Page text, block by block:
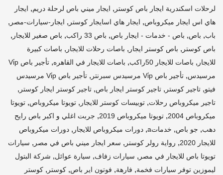
لرحلات اسكندرية ايجار باص كوستر , ايجار ميني باص لرحلة دريم, ايجار
هاي اس ايجار ميكروباص, ايجار هاي اسايجار كوستر , ايجار-سيارات-مصر ,
باب, باص, باص - خدمات - ايجار باص, باص 33 راكب , باص صغير للايجار ,
باص كوستر , باص كوستر ايجار , باصات رحلات للايجار , باصات كبيرة
للايجار , باصات للايجار 50راكب , باصات للايجار في القاهره,
تأجير باص Vi̇p
مرسيدس, تأجير باص Vi̇p مرسيدس سبرنتر ,
تأجير باص Vi̇p مرسيدس
فيتو, تاجير كوستر , تاجير كوستر ايجار باص, تاجير كوستر ايجار كوستر ,
تاجير ميكروباص رحلات, توبيسات كوستر للايجار , تويوتا ميكروباص, تويوتا
ميكروباص 2004
, تويوتا ميكروباص 2019 , جربت اغلي و اكبر باص رايح
دهب, جو باص, خدماتa , دورات ميكروباص للايجار , دورات ميكروباص
للايجار 2020
, رواية رولر كوستر , سعر ايجار ميني باص في مصر , سيارات
تويوتا باص للايجار في مصر , سيارات زفاف, سيارة عوائل, شركة البتول
ليموزين توفر سيارات فخمة, فارهة, فوتون اير باص, كوستر , كوستر